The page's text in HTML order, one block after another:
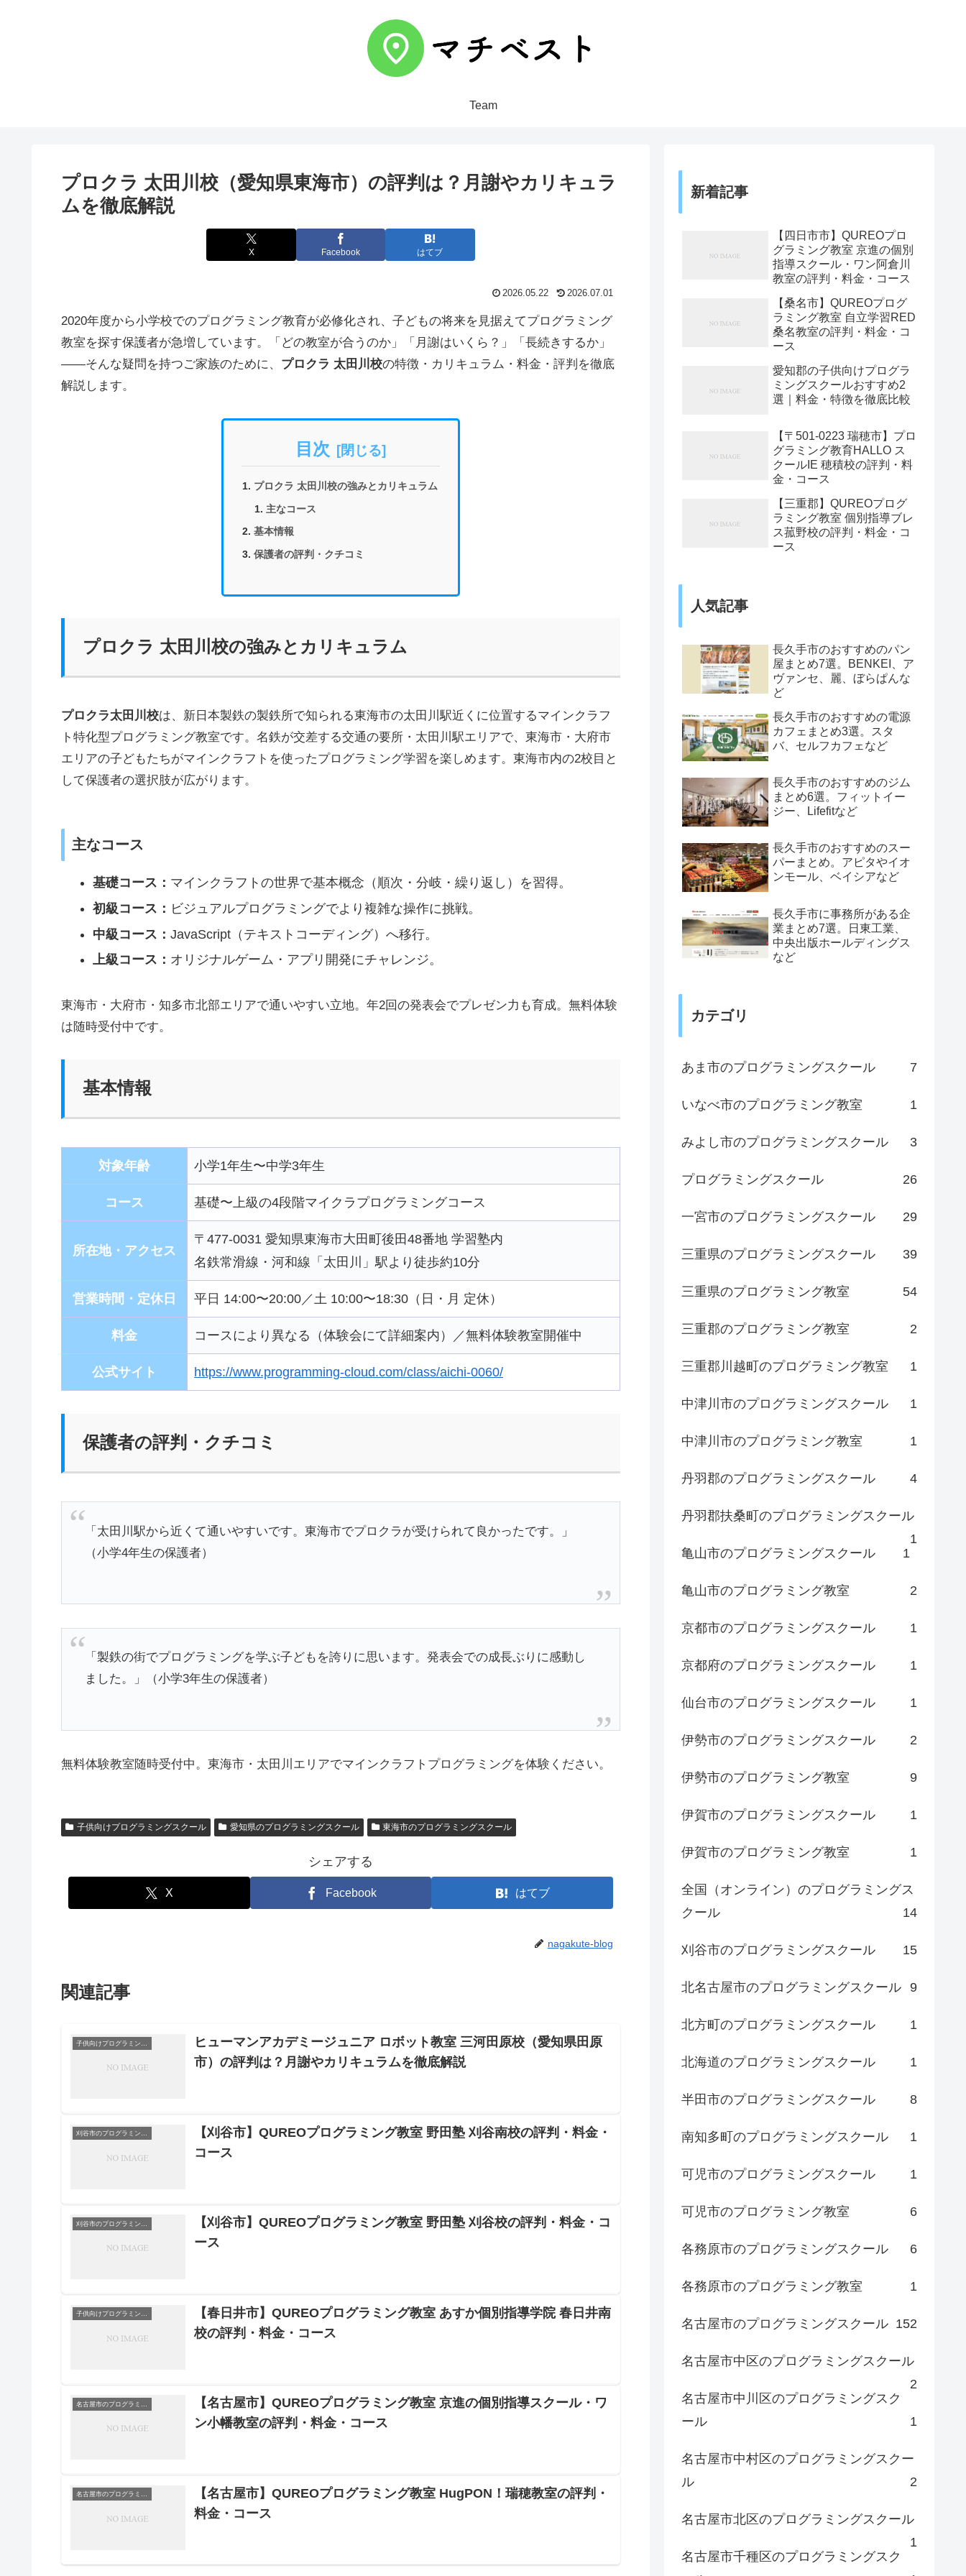
Team
プロクラ 太田川校（愛知県東海市）の評判は？月謝やカリキュラ
ムを徹底解説
X Facebook はてブ
2026.05.22 2026.07.01
2020年度から小学校でのプログラミング教育が必修化され、子どもの将来を見据えてプログラミング
教室を探す保護者が急増しています。「どの教室が合うのか」「月謝はいくら？」「長続きするか」
——そんな疑問を持つご家族のために、 プロクラ 太田川校の特徴・カリキュラム・料金・評判を徹底
解説します。
目次
プロクラ 太田川校の強みとカリキュラム
主なコース
基本情報
保護者の評判・クチコミ
プロクラ 太田川校の強みとカリキュラム
プロクラ太田川校は、新日本製鉄の製鉄所で知られる東海市の太田川駅近くに位置するマインクラフ
ト特化型プログラミング教室です。名鉄が交差する交通の要所・太田川駅エリアで、東海市・大府市
エリアの子どもたちがマインクラフトを使ったプログラミング学習を楽しめます。東海市内の2校目と
して保護者の選択肢が広がります。
主なコース
基礎コース： マインクラフトの世界で基本概念（順次・分岐・繰り返し）を習得。
初級コース： ビジュアルプログラミングでより複雑な操作に挑戦。
中級コース： JavaScript（テキストコーディング）へ移行。
上級コース： オリジナルゲーム・アプリ開発にチャレンジ。
東海市・大府市・知多市北部エリアで通いやすい立地。年2回の発表会でプレゼン力も育成。無料体験
は随時受付中です。
基本情報
対象年齢 小学1年生〜中学3年生
コース 基礎〜上級の4段階マイクラプログラミングコース
所在地・アクセス
〒477-0031 愛知県東海市大田町後田48番地 学習塾内
名鉄常滑線・河和線「太田川」駅より徒歩約10分
営業時間・定休日 平日 14:00〜20:00／土 10:00〜18:30（日・月 定休）
料金 コースにより異なる（体験会にて詳細案内）／無料体験教室開催中
公式サイト https://www.programming-cloud.com/class/aichi-0060/
保護者の評判・クチコミ
「太田川駅から近くて通いやすいです。東海市でプロクラが受けられて良かったです。」
（小学4年生の保護者）
「製鉄の街でプログラミングを学ぶ子どもを誇りに思います。発表会での成長ぶりに感動し
ました。」（小学3年生の保護者）
無料体験教室随時受付中。東海市・太田川エリアでマインクラフトプログラミングを体験ください。
子供向けプログラミングスクール 愛知県のプログラミングスクール 東海市のプログラミングスクール
シェアする
X Facebook はてブ
nagakute-blog
関連記事
ヒューマンアカデミージュニア ロボット教室 三河田原校（愛知県田原
市）の評判は？月謝やカリキュラムを徹底解説
刈谷市のプログラミングスクール
【刈谷市】QUREOプログラミング教室 野田塾 刈谷南校の評判・料金・
コース
【刈谷市】QUREOプログラミング教室 野田塾 刈谷校の評判・料金・コ
ース
子供向けプログラミングスクール
【春日井市】QUREOプログラミング教室 あすか個別指導学院 春日井南
校の評判・料金・コース
【名古屋市】QUREOプログラミング教室 京進の個別指導スクール・ワ
ン小幡教室の評判・料金・コース
名古屋市のプログラミングスクール
【名古屋市】QUREOプログラミング教室 HugPON！瑞穂教室の評判・
料金・コース
新着記事
【四日市市】QUREOプロ
グラミング教室 京進の個別
指導スクール・ワン阿倉川
教室の評判・料金・コース
【桑名市】QUREOプログ
ラミング教室 自立学習RED
桑名教室の評判・料金・コ
ース
愛知郡の子供向けプログラ
ミングスクールおすすめ2
選｜料金・特徴を徹底比較
【〒501-0223 瑞穂市】プロ
グラミング教育HALLO ス
クールIE 穂積校の評判・料
金・コース
【三重郡】QUREOプログ
ラミング教室 個別指導ブレ
ス菰野校の評判・料金・コ
ース
人気記事
長久手市のおすすめのパン
屋まとめ7選。BENKEI、ア
ヴァンセ、麗、ぼらぱんな
ど
長久手市のおすすめの電源
カフェまとめ3選。スタ
バ、セルフカフェなど
長久手市のおすすめのジム
まとめ6選。フィットイー
ジー、Lifefitなど
長久手市のおすすめのスー
パーまとめ。アピタやイオ
ンモール、ベイシアなど
長久手市に事務所がある企
業まとめ7選。日東工業、
中央出版ホールディングス
など
カテゴリ
あま市のプログラミングスクール 7
いなべ市のプログラミング教室 1
みよし市のプログラミングスクール 3
プログラミングスクール 26
一宮市のプログラミングスクール 29
三重県のプログラミングスクール 39
三重県のプログラミング教室 54
三重郡のプログラミング教室 2
三重郡川越町のプログラミング教室 1
中津川市のプログラミングスクール 1
中津川市のプログラミング教室 1
丹羽郡のプログラミングスクール 4
丹羽郡扶桑町のプログラミングスクール
1
亀山市のプログラミングスクール
1
亀山市のプログラミング教室 2
京都市のプログラミングスクール 1
京都府のプログラミングスクール 1
仙台市のプログラミングスクール 1
伊勢市のプログラミングスクール 2
伊勢市のプログラミング教室 9
伊賀市のプログラミングスクール 1
伊賀市のプログラミング教室 1
全国（オンライン）のプログラミングス
クール
14
刈谷市のプログラミングスクール 15
北名古屋市のプログラミングスクール 9
北方町のプログラミングスクール 1
北海道のプログラミングスクール 1
半田市のプログラミングスクール 8
南知多町のプログラミングスクール 1
可児市のプログラミングスクール 1
可児市のプログラミング教室 6
各務原市のプログラミングスクール 6
各務原市のプログラミング教室 1
名古屋市のプログラミングスクール 152
名古屋市中区のプログラミングスクール
2
名古屋市中川区のプログラミングスク
ール
1
名古屋市中村区のプログラミングスクー
ル
2
名古屋市北区のプログラミングスクール
1
名古屋市千種区のプログラミングスク